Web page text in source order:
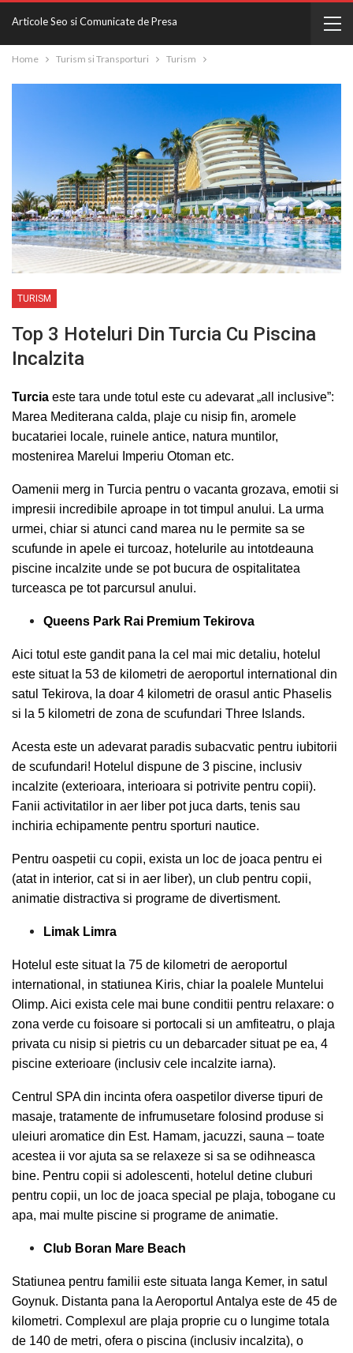
Articole Seo si Comunicate de Presa
Home Turism si Transporturi Turism
TURISM
Top 3 Hoteluri Din Turcia Cu Piscina
Incalzita
Turcia este tara unde totul este cu adevarat „all inclusive”:
Marea Mediterana calda, plaje cu nisip fin, aromele
bucatariei locale, ruinele antice, natura muntilor,
mostenirea Marelui Imperiu Otoman etc.
Oamenii merg in Turcia pentru o vacanta grozava, emotii si
impresii incredibile aproape in tot timpul anului. La urma
urmei, chiar si atunci cand marea nu le permite sa se
scufunde in apele ei turcoaz, hotelurile au intotdeauna
piscine incalzite unde se pot bucura de ospitalitatea
turceasca pe tot parcursul anului.
Queens Park Rai Premium Tekirova
Aici totul este gandit pana la cel mai mic detaliu, hotelul
este situat la 53 de kilometri de aeroportul international din
satul Tekirova, la doar 4 kilometri de orasul antic Phaselis
si la 5 kilometri de zona de scufundari Three Islands.
Acesta este un adevarat paradis subacvatic pentru iubitorii
de scufundari! Hotelul dispune de 3 piscine, inclusiv
incalzite (exterioara, interioara si potrivite pentru copii).
Fanii activitatilor in aer liber pot juca darts, tenis sau
inchiria echipamente pentru sporturi nautice.
Pentru oaspetii cu copii, exista un loc de joaca pentru ei
(atat in ​​interior, cat si in aer liber), un club pentru copii,
animatie distractiva si programe de divertisment.
Limak Limra
Hotelul este situat la 75 de kilometri de aeroportul
international, in statiunea Kiris, chiar la poalele Muntelui
Olimp. Aici exista cele mai bune conditii pentru relaxare: o
zona verde cu foisoare si portocali si un amfiteatru, o plaja
privata cu nisip si pietris cu un debarcader situat pe ea, 4
piscine exterioare (inclusiv cele incalzite iarna).
Centrul SPA din incinta ofera oaspetilor diverse tipuri de
masaje, tratamente de infrumusetare folosind produse si
uleiuri aromatice din Est. Hamam, jacuzzi, sauna – toate
acestea ii vor ajuta sa se relaxeze si sa se odihneasca
bine. Pentru copii si adolescenti, hotelul detine cluburi
pentru copii, un loc de joaca special pe plaja, tobogane cu
apa, mai multe piscine si programe de animatie.
Club Boran Mare Beach
Statiunea pentru familii este situata langa Kemer, in satul
Goynuk. Distanta pana la Aeroportul Antalya este de 45 de
kilometri. Complexul are plaja proprie cu o lungime totala
de 140 de metri, ofera o piscina (inclusiv incalzita), o